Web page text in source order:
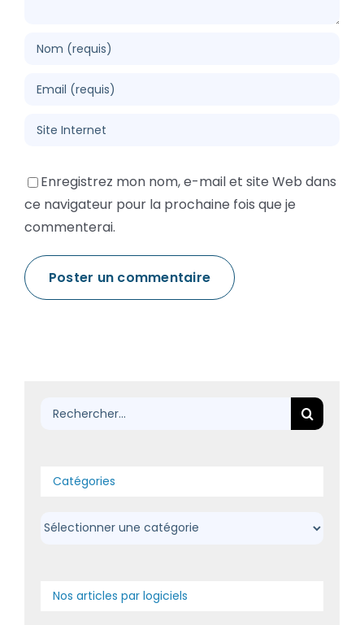
Enregistrez mon nom, e-mail et site Web dans
ce navigateur pour la prochaine fois que je
commenterai.
Rechercher:
Catégories
Catégories
Nos articles par logiciels